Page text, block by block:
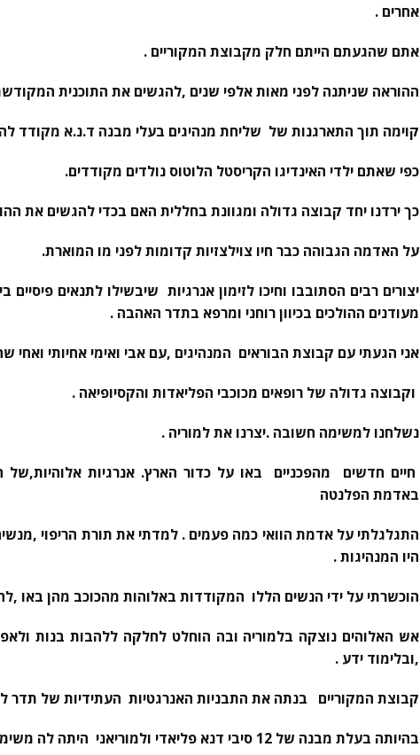
אחרים .
אתם שהגעתם הייתם חלק מקבוצת המקוריים .
ההוראה שניתנה לפני מאות אלפי שנים ,להגשים את התוכנית
קוימה תוך התארגנות של שליחת מנהיגים בעלי מבנה ד.נ.א מקודד
כפי שאתם ילדי האינדיגו הקריסטל הלוטוס נולדים מקודדים.
כך ירדנו יחד קבוצה גדולה ומגוונת בחללית האם בכדי להגשים את
על האדמה הגבוהה כבר חיו צוילצזיות קדומות לפני מו המוארת.
יצורים רבים הסתובבו וחיכו לזימון אנרגיות שיבשילו לתנאים פיסיים
מעודנים ההולכים בכיוון רוחני ומרפא בתדר האהבה .
אני הגעתי עם קבוצת הבוראים המנהיגים ,עם אבי ואימי אחיותי ואחי
וקבוצה גדולה של רופאים מכוכבי הפליאדות והקסיופיאה .
נשלחנו למשימה חשובה .יצרנו את למוריה .
חיים חדשים מהפכניים באו על כדור הארץ. אנרגיות אלוהיות,של
באדמת הפלנטה
התגלגלתי על אדמת הוואי כמה פעמים . למדתי את תורת הריפוי
היו המנהיגות .
הוכשרתי על ידי הנשים הללו המקודדות באלוהות מהכוכב מהן באו
אש האלוהים נוצקה בלמוריה ובה הוחלט לחלקה ללהבות בנות
,ובלימוד ידע .
קבוצת המקוריים בנתה את התבניות האנרגטיות העתידיות של תדר
בהיותה בעלת מבנה של 12 סיבי דנא פליאדי ולמוריאני היתה לה